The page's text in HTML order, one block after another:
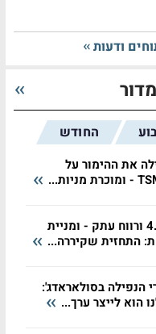
ודעות
החודש
את ההימור על
הכנסות פי 4.7 ורווח עתק - ומניית
התחזית שקיררה...
הנפילה בסולאראדג':
הוא לייצר ערך...